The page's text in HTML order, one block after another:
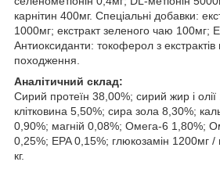
карнітин 400мг. Спеціальні добавки:
1000мг; екстракт зеленого чаю 100мг;
Антиоксиданти: токоферол з екстрактів
походження.
Аналітичний склад:
Сирий протеїн 38,00%; сирий жир і
клітковина 5,50%; сира зола 8,30%;
0,90%; магній 0,08%; Омега-6 1,80%;
0,25%; EPA 0,15%; глюкозамін 1200мг /
кг.